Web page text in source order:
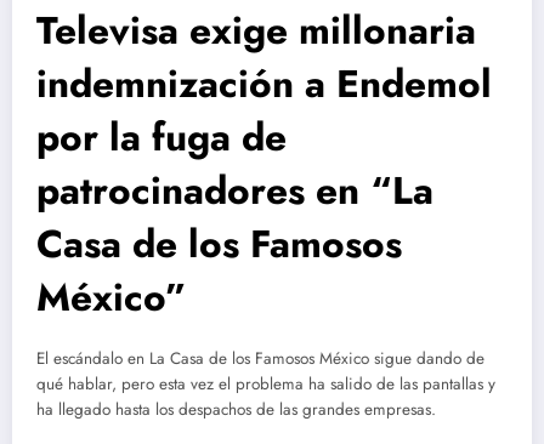
Televisa exige millonaria
indemnización a Endemol
por la fuga de
patrocinadores en “La
Casa de los Famosos
México”
El escándalo en La Casa de los Famosos México sigue dando de
qué hablar, pero esta vez el problema ha salido de las pantallas y
ha llegado hasta los despachos de las grandes empresas.